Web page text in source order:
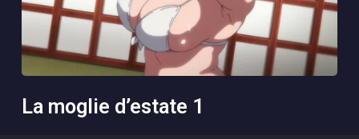
la moglie d’estate 1